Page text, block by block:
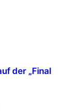
der „Final